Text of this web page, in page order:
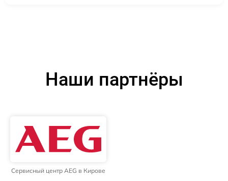
Наши партнёры
Сервисный центр AEG в Кирове